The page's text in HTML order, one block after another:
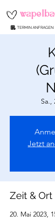
TERMIN ANFRAGEN
Sa.,
Jetzt
Zeit & Ort
20. Mai 2023,